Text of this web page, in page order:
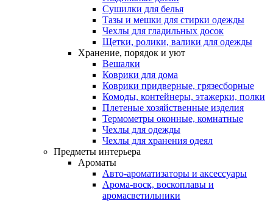
Сушилки для белья
Тазы и мешки для стирки одежды
Чехлы для гладильных досок
Щетки, ролики, валики для одежды
Хранение, порядок и уют
Вешалки
Коврики для дома
Коврики придверные, грязесборные
Комоды, контейнеры, этажерки, полки
Плетеные хозяйственные изделия
Термометры оконные, комнатные
Чехлы для одежды
Чехлы для хранения одеял
Предметы интерьера
Ароматы
Авто-ароматизаторы и аксессуары
Арома-воск, воскоплавы и
аромасветильники